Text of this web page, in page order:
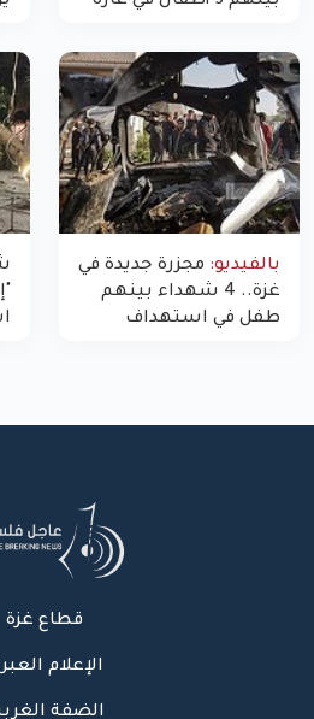
غزة
بالفيديو: مجزرة جديدة في
غزة.. 4 شهداء بينهم
طفل في استهداف
قطاع غزة
الإعلام
الضفة